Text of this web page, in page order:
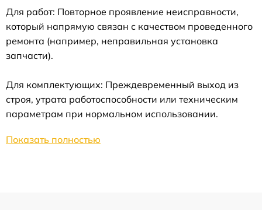
Для работ: Повторное проявление неисправности,
который напрямую связан с качеством проведенного
ремонта (например, неправильная установка
запчасти).
Для комплектующих: Преждевременный выход из
строя, утрата работоспособности или техническим
параметрам при нормальном использовании.
Показать полностью